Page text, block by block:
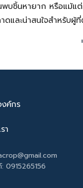
บชิ้นหายาก หรือแม้แ
และน่าสนใจสำหรับผู้
ค์กร
า
0915265156